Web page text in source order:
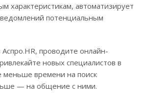
характеристикам, автоматизирует
потенциальным
Аспро.HR, проводите онлайн-
новых специалистов в
меньше времени на поиск
— на общение с ними.